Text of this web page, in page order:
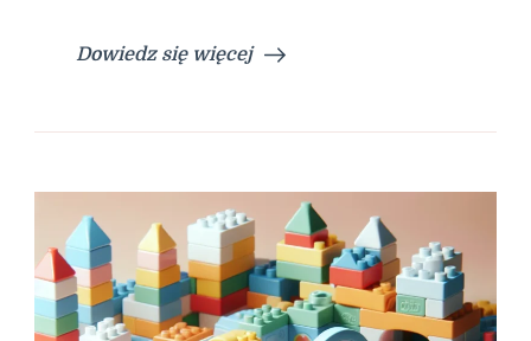
Dowiedz się więcej